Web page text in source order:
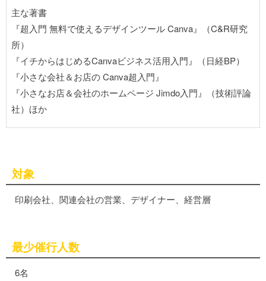
主な著書
『超入門 無料で使えるデザインツール Canva』（C&R研究
所）
『イチからはじめるCanvaビジネス活用入門』（日経BP）
『小さな会社＆お店の Canva超入門』
『小さなお店＆会社のホームページ Jimdo入門』（技術評論
社）ほか
対象
印刷会社、関連会社の営業、デザイナー、経営層
最少催行人数
6名